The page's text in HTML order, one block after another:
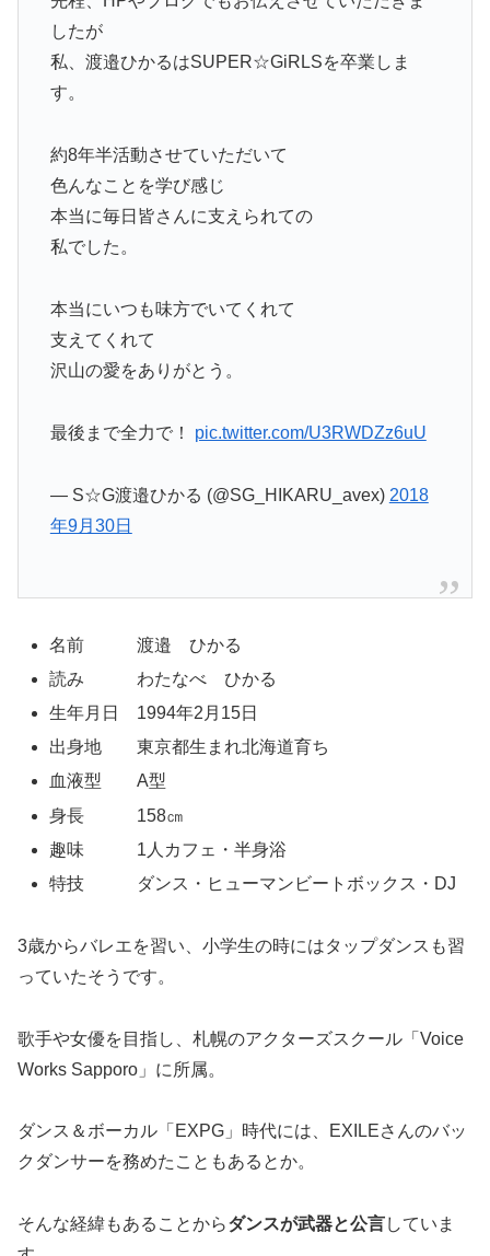
したが
私、渡邉ひかるはSUPER☆GiRLSを卒業しま
す。
約8年半活動させていただいて
色んなことを学び感じ
本当に毎日皆さんに支えられての
私でした。
本当にいつも味方でいてくれて
支えてくれて
沢山の愛をありがとう。
最後まで全力で！ pic.twitter.com/U3RWDZz6uU
— S☆G渡邉ひかる (@SG_HIKARU_avex) 2018
年9月30日
名前 渡邉 ひかる
読み わたなべ ひかる
生年月日 1994年2月15日
出身地 東京都生まれ北海道育ち
血液型 A型
身長 158㎝
趣味 1人カフェ・半身浴
特技 ダンス・ヒューマンビートボックス・DJ
3歳からバレエを習い、小学生の時にはタップダンスも習
っていたそうです。
歌手や女優を目指し、札幌のアクターズスクール「Voice
Works Sapporo」に所属。
ダンス＆ボーカル「EXPG」時代には、EXILEさんのバッ
クダンサーを務めたこともあるとか。
そんな経緯もあることからダンスが武器と公言していま